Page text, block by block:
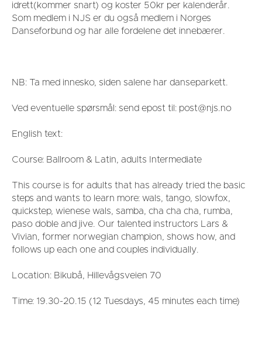
idrett(kommer snart) og koster 50kr per kalenderår.
Som medlem i NJS er du også medlem i Norges
Danseforbund og har alle fordelene det innebærer.
NB: Ta med innesko, siden salene har danseparkett.
Ved eventuelle spørsmål: send epost til: post@njs.no
English text:
Course: Ballroom & Latin, adults Intermediate
This course is for adults that has already tried the basic
steps and wants to learn more: wals, tango, slowfox,
quickstep, wienese wals, samba, cha cha cha, rumba,
paso doble and jive. Our talented instructors Lars &
Vivian, former norwegian champion, shows how, and
follows up each one and couples individually.
Location: Bikubå, Hillevågsveien 70
Time: 19.30-20.15 (12 Tuesdays, 45 minutes each time)